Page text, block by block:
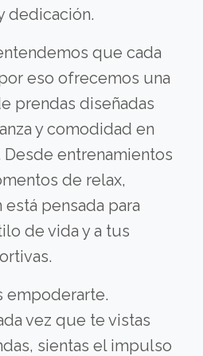
dedicación.
que cada
eso ofrecemos una
prendas diseñadas
y comodidad en
entrenamientos
de relax,
pensada para
de vida y a tus
empoderarte.
vez que te vistas
sientas el impulso